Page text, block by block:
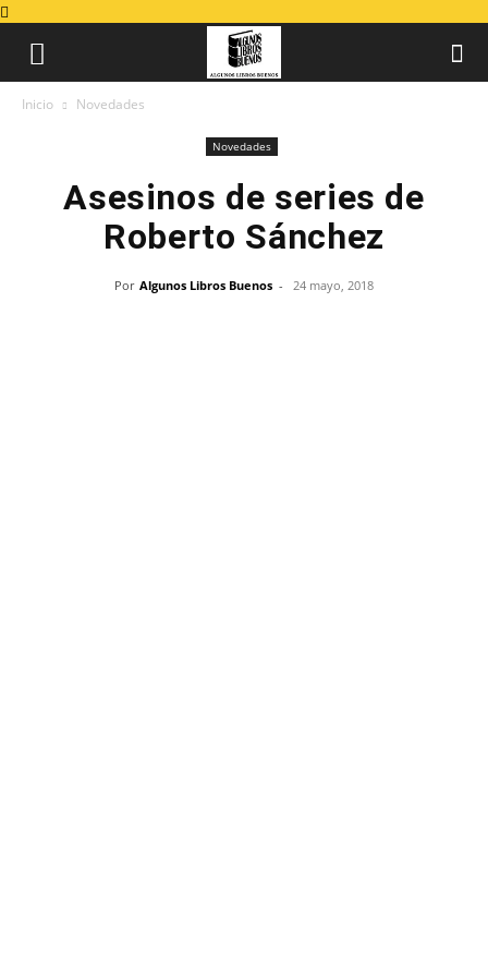
Inicio Novedades
Novedades
Asesinos de series de
Roberto Sánchez
Por Algunos Libros Buenos - 24 mayo, 2018